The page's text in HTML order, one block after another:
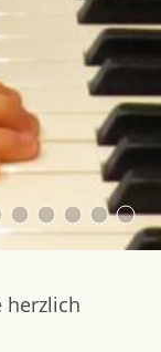
herzlich